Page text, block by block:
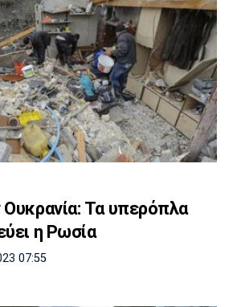
Τα υπερόπλα
η Ρωσία
07:55